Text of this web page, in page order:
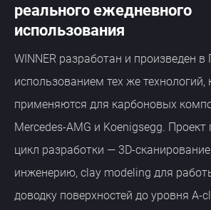
реального ежедневного
использования
WINNER разработан и произведен в
использованием тех же технологий,
применяются для карбоновых
Mercedes-AMG и Koenigsegg.
цикл разработки — 3D-сканирование
инженерию, clay modeling для
доводку поверхностей до уровня A-